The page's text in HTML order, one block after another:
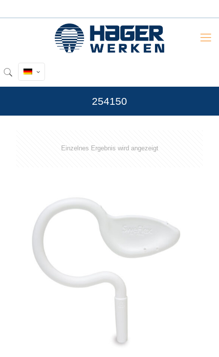
254150
Einzelnes Ergebnis wird angezeigt